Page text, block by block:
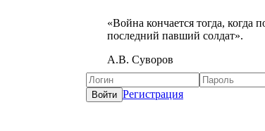
«Война кончается тогда, когда
последний павший солдат».
А.В. Суворов
Регистрация